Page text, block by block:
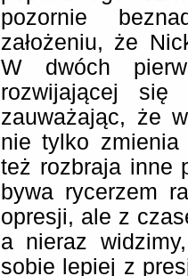
pozornie
założeniu, że
W dwóch
rozwijającej się
zauważając, że
nie tylko zmienia
też rozbraja inne
bywa rycerzem
opresji, ale z
a nieraz
sobie lepiej z